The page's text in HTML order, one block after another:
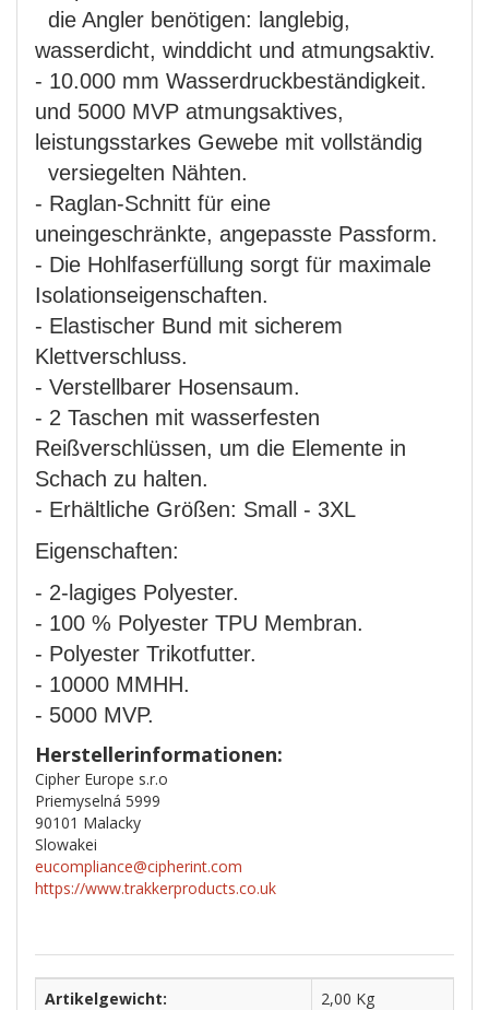
die Angler benötigen: langlebig,
wasserdicht, winddicht und atmungsaktiv.
- 10.000 mm Wasserdruckbeständigkeit.
und 5000 MVP atmungsaktives,
leistungsstarkes Gewebe mit vollständig
versiegelten Nähten.
- Raglan-Schnitt für eine
uneingeschränkte, angepasste Passform.
- Die Hohlfaserfüllung sorgt für maximale
Isolationseigenschaften.
- Elastischer Bund mit sicherem
Klettverschluss.
- Verstellbarer Hosensaum.
- 2 Taschen mit wasserfesten
Reißverschlüssen, um die Elemente in
Schach zu halten.
- Erhältliche Größen: Small - 3XL
Eigenschaften:
- 2-lagiges Polyester.
- 100 % Polyester TPU Membran.
- Polyester Trikotfutter.
- 10000 MMHH.
- 5000 MVP.
Herstellerinformationen:
Cipher Europe s.r.o
Priemyselná 5999
90101 Malacky
Slowakei
eucompliance@cipherint.com
https://www.trakkerproducts.co.uk
Artikelgewicht: 2,00 Kg